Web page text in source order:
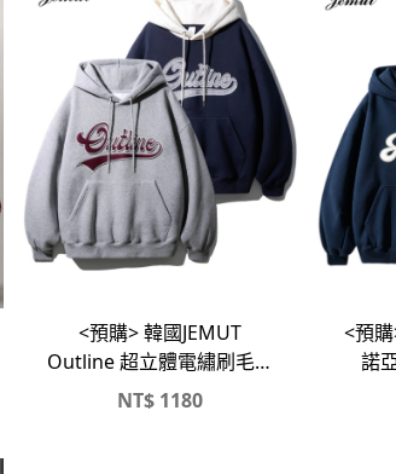
<預購> 韓國JEMUT
Outline 超立體電繡刷毛帽
T
NT$ 1180
<預
諾